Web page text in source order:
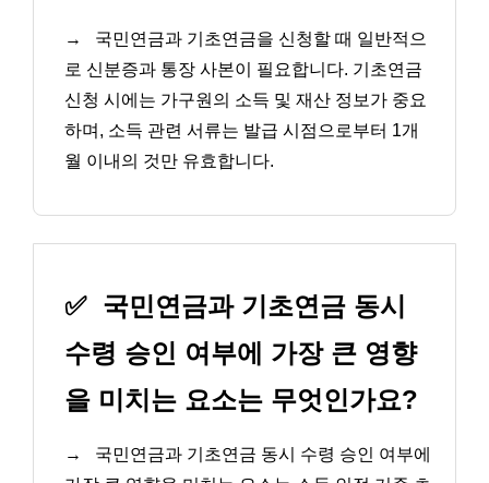
→
국민연금과 기초연금을 신청할 때 일반적으
로 신분증과 통장 사본이 필요합니다. 기초연금
신청 시에는 가구원의 소득 및 재산 정보가 중요
하며, 소득 관련 서류는 발급 시점으로부터 1개
월 이내의 것만 유효합니다.
✅ 국민연금과 기초연금 동시
수령 승인 여부에 가장 큰 영향
을 미치는 요소는 무엇인가요?
→
국민연금과 기초연금 동시 수령 승인 여부에